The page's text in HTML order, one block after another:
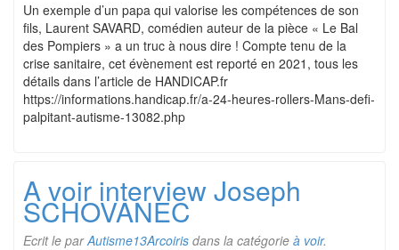
Un exemple d’un papa qui valorise les compétences de son
fils, Laurent SAVARD, comédien auteur de la pièce « Le Bal
des Pompiers » a un truc à nous dire ! Compte tenu de la
crise sanitaire, cet évènement est reporté en 2021, tous les
détails dans l’article de HANDICAP.fr
https://informations.handicap.fr/a-24-heures-rollers-Mans-defi-
palpitant-autisme-13082.php
A voir interview Joseph
SCHOVANEC
Ecrit le parAutisme13Arcoiris dans la catégorie à voir.